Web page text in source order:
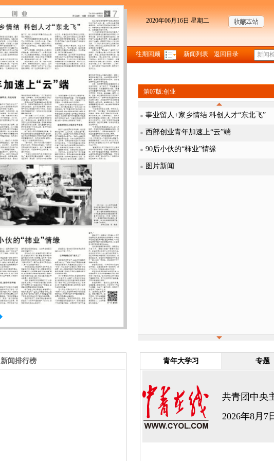
2020年06月16日 星期二
往期回顾 新闻列表 返回目录
第07版:创业
事业留人+家乡情结 科创人才“东北飞”
西部创业青年加速上“云”端
90后小伙的“柿业”情缘
图片新闻
新闻排行榜 青年大学习 专题